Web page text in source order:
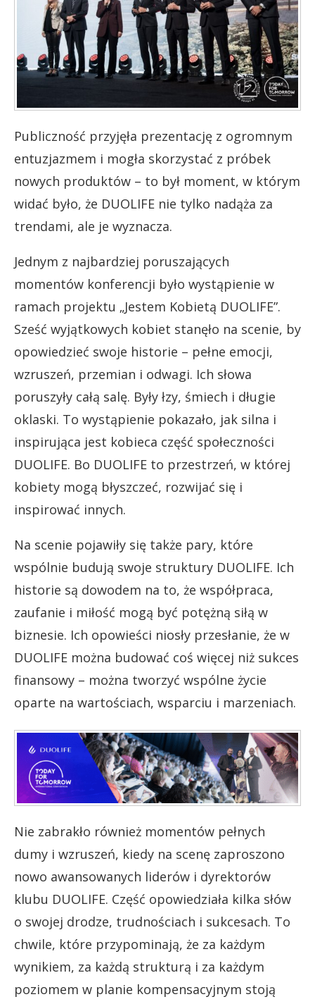
Publiczność przyjęła prezentację z ogromnym
entuzjazmem i mogła skorzystać z próbek
nowych produktów – to był moment, w którym
widać było, że DUOLIFE nie tylko nadąża za
trendami, ale je wyznacza.
Jednym z najbardziej poruszających
momentów konferencji było wystąpienie w
ramach projektu „Jestem Kobietą DUOLIFE”.
Sześć wyjątkowych kobiet stanęło na scenie, by
opowiedzieć swoje historie – pełne emocji,
wzruszeń, przemian i odwagi. Ich słowa
poruszyły całą salę. Były łzy, śmiech i długie
oklaski. To wystąpienie pokazało, jak silna i
inspirująca jest kobieca część społeczności
DUOLIFE. Bo DUOLIFE to przestrzeń, w której
kobiety mogą błyszczeć, rozwijać się i
inspirować innych.
Na scenie pojawiły się także pary, które
wspólnie budują swoje struktury DUOLIFE. Ich
historie są dowodem na to, że współpraca,
zaufanie i miłość mogą być potężną siłą w
biznesie. Ich opowieści niosły przesłanie, że w
DUOLIFE można budować coś więcej niż sukces
finansowy – można tworzyć wspólne życie
oparte na wartościach, wsparciu i marzeniach.
Nie zabrakło również momentów pełnych
dumy i wzruszeń, kiedy na scenę zaproszono
nowo awansowanych liderów i dyrektorów
klubu DUOLIFE. Część opowiedziała kilka słów
o swojej drodze, trudnościach i sukcesach. To
chwile, które przypominają, że za każdym
wynikiem, za każdą strukturą i za każdym
poziomem w planie kompensacyjnym stoją